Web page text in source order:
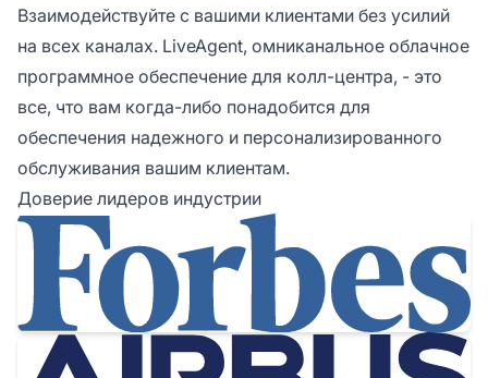
Взаимодействуйте с вашими клиентами без усилий
на всех каналах. LiveAgent, омниканальное облачное
программное обеспечение для колл-центра, - это
все, что вам когда-либо понадобится для
обеспечения надежного и персонализированного
обслуживания вашим клиентам.
Доверие лидеров индустрии